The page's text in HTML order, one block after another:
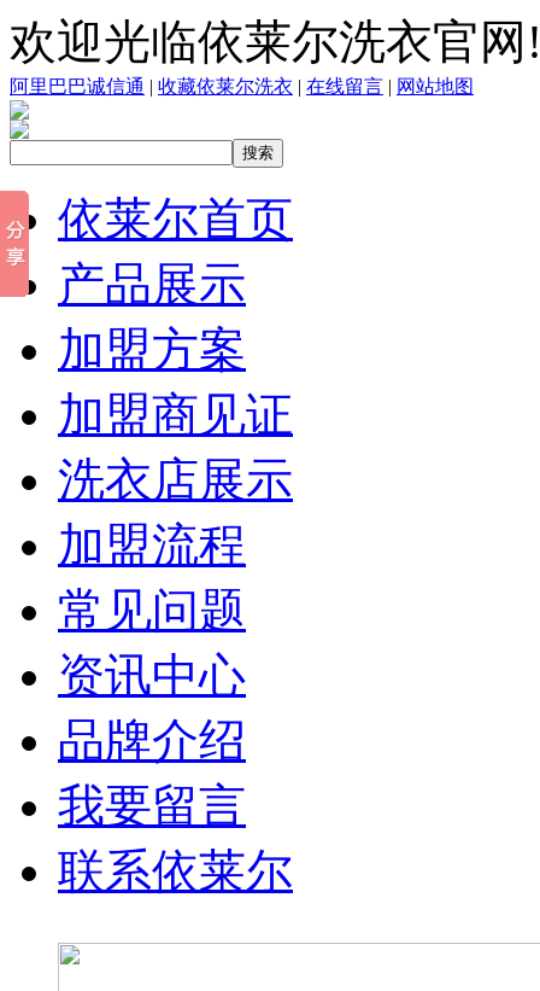
欢迎光临依莱尔洗衣官
阿里巴巴诚信通 | 收藏依莱尔洗衣 | 在线留言 | 网站地图
依莱尔首页
产品展示
加盟方案
加盟商见证
洗衣店展示
加盟流程
常见问题
资讯中心
品牌介绍
我要留言
联系依莱尔